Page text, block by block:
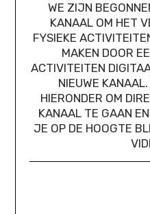
WE ZIJN
KANAAL OM HET
FYSIEKE
MAKEN DOOR
ACTIVITEITEN
NIEUWE
HIERONDER OM
KANAAL TE GAAN
JE OP DE HOOGTE